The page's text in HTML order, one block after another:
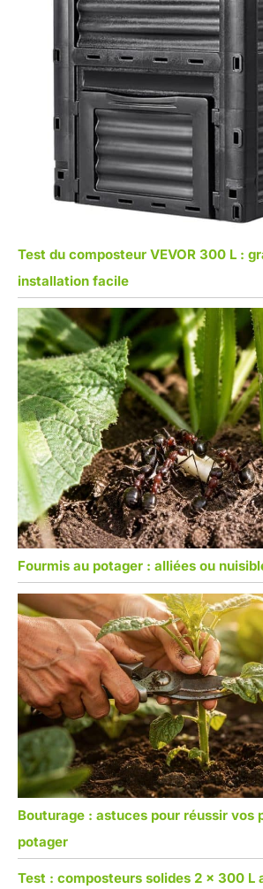
Test du composteur VEVOR 300 L :
installation facile
Fourmis au potager : alliées ou
Bouturage : astuces pour réussir vos
potager
Test : composteurs solides 2 x 300 L